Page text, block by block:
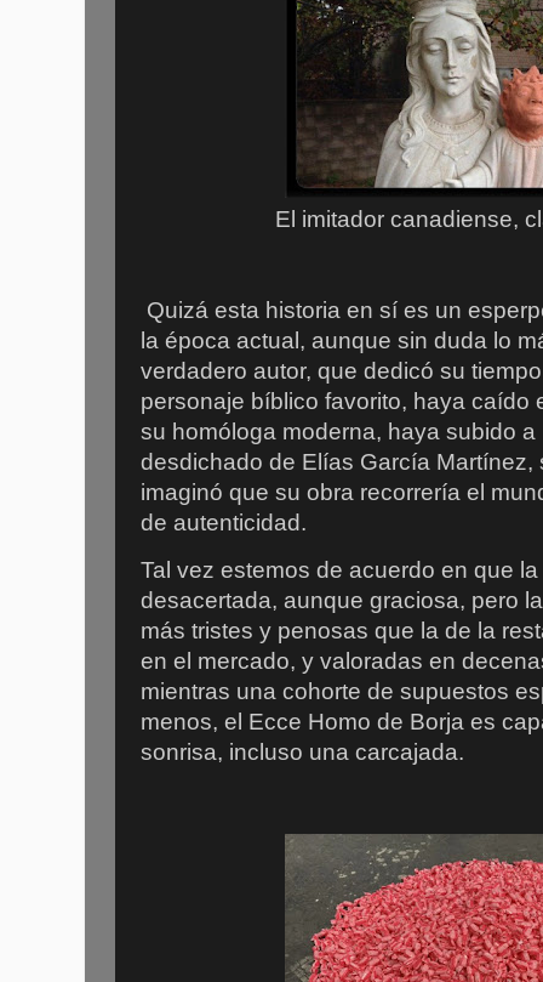
El imitador canadiense,
Quizá esta historia en sí es un
la época actual, aunque sin duda lo
verdadero autor, que dedicó su
personaje bíblico favorito, haya caído
su homóloga moderna, haya subido
desdichado de Elías García Martínez,
imaginó que su obra recorrería el
de autenticidad.
Tal vez estemos de acuerdo en que
desacertada, aunque graciosa, pero
más tristes y penosas que la de la
en el mercado, y valoradas en
mientras una cohorte de supuestos
menos, el Ecce Homo de Borja es
sonrisa, incluso una carcajada.